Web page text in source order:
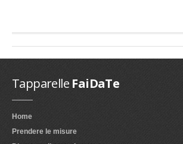
Tapparelle FaiDaTe
Home
Prendere le misure